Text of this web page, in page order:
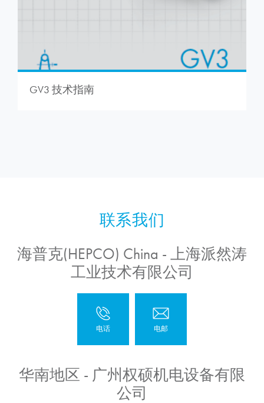
GV3 技术指南
海普克(HEPCO) China - 上海派然涛
工业技术有限公司
华南地区 - 广州权硕机电设备有限
公司